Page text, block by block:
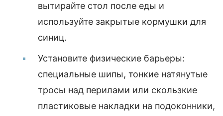
вытирайте стол после еды и
используйте закрытые кормушки для
синиц.
Установите физические барьеры:
специальные шипы, тонкие натянутые
тросы над перилами или скользкие
пластиковые накладки на подоконники,